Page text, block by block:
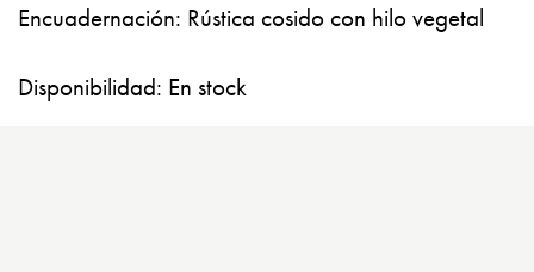
Encuadernación: Rústica cosido con hilo vegetal
Disponibilidad: En stock